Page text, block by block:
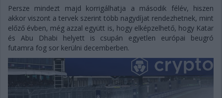
Persze mindezt majd korrigálhatja a második félév, hiszen
akkor viszont a tervek szerint több nagydíjat rendezhetnek, mint
előző évben, még azzal együtt is, hogy elképzelhető, hogy Katar
és Abu Dhabi helyett is csupán egyetlen európai beugró
futamra fog sor kerülni decemberben.